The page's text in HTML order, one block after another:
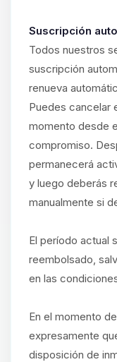
Suscripción
Todos nuestros
suscripción
renueva
Puedes cancelar
momento desde
compromiso.
permanecerá
y luego deberás
manualmente si
El período actual
reembolsado,
en las
En el momento
expresamente
disposición de